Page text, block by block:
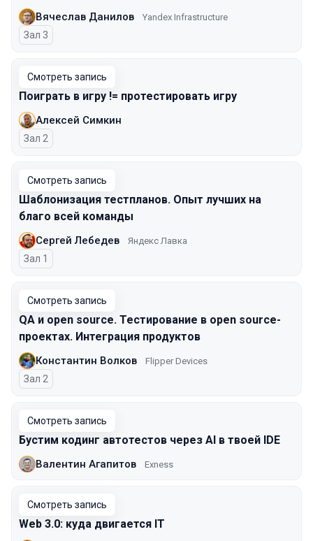
Вячеслав Данилов Yandex Infrastructure
Зал 3
Смотреть запись
Поиграть в игру != протестировать игру
Алексей Симкин
Зал 2
Смотреть запись
Шаблонизация тестпланов. Опыт лучших на
благо всей команды
Сергей Лебедев Яндекс Лавка
Зал 1
Смотреть запись
QA и open source. Тестирование в open source-
проектах. Интеграция продуктов
Константин Волков Flipper Devices
Зал 2
Смотреть запись
Бустим кодинг автотестов через AI в твоей IDE
Валентин Агапитов Exness
Смотреть запись
Web 3.0: куда двигается IT